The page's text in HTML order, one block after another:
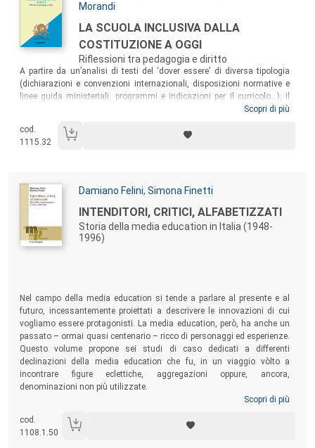
Morandi
Titolo:
LA SCUOLA INCLUSIVA DALLA
COSTITUZIONE A OGGI
Riflessioni tra pedagogia e diritto
Sommario:
A partire da un’analisi di testi del ‘dover essere’ di diversa tipologia
(dichiarazioni e convenzioni internazionali, disposizioni normative e
linee guida ministeriali, programmi e indicazioni per il curricolo...), il
volume affronta il tema della “scuola inclusiva” in Italia dalla
serie di fonti legate a una letteratura molto ampia tra pedagogia e
diritto e tra progetto ed esperienza.
Scopri di più
cod.
1115.32
Autori:
Damiano Felini, Simona Finetti
Titolo:
INTENDITORI, CRITICI, ALFABETIZZATI
Storia della media education in Italia (1948-
1996)
Nel campo della media education si tende a parlare al presente e al
futuro, incessantemente proiettati a descrivere le innovazioni di cui
vogliamo essere protagonisti. La media education, però, ha anche un
passato – ormai quasi centenario – ricco di personaggi ed esperienze.
Questo volume propone sei studi di caso dedicati a differenti
declinazioni della media education che fu, in un viaggio vòlto a
incontrare figure eclettiche, aggregazioni oppure, ancora,
denominazioni non più utilizzate.
Scopri di più
cod.
1108.1.50